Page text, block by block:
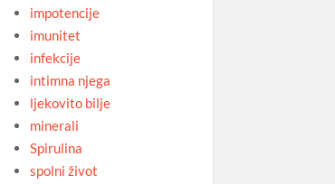
impotencije
imunitet
infekcije
intimna njega
ljekovito bilje
minerali
Spirulina
spolni život